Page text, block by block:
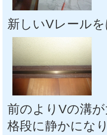
新しいVレール
前のよりVの溝
格段に静かにな